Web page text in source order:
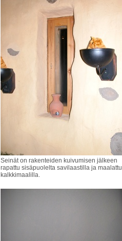
Seinät on rakenteiden kuivumisen jälkeen
rapattu sisäpuolelta savilaastilla ja maalattu
kalkkimaalilla.